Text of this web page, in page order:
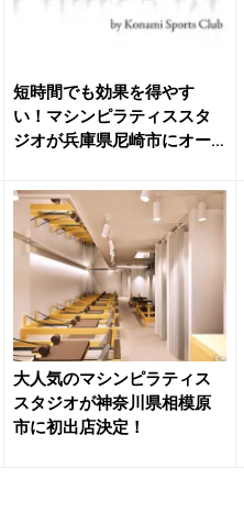
短時間でも効果を得やす
い！マシンピラティススタ
ジオが兵庫県尼崎市にオー
大人気のマシンピラティス
スタジオが神奈川県相模原
市に初出店決定！